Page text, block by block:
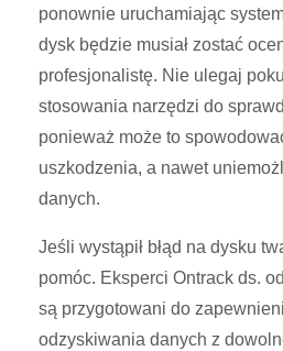
ponownie uruchamiając
dysk będzie musiał zostać
profesjonalistę. Nie ulegaj
stosowania narzędzi do
ponieważ może to
uszkodzenia, a nawet
danych.
Jeśli wystąpił błąd na dysku
pomóc. Eksperci Ontrack ds.
są przygotowani do
odzyskiwania danych z